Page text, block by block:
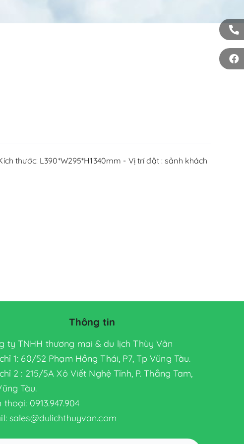
thước: L390*W295*H1340mm - Vị trí đặt : sảnh khách
Thông tin
ty TNHH thương mai & du lịch Thùy Vân
1: 60/52 Phạm Hồng Thái, P7, Tp Vũng Tàu.
2 : 215/5A Xô Viết Nghệ Tĩnh, P. Thắng Tam,
Tàu.
0913.947.904
sales@dulichthuyvan.com